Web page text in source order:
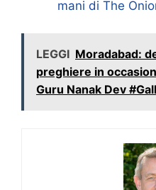
mani di The
LEGGI Moradabad:
preghiere in
Guru Nanak Dev